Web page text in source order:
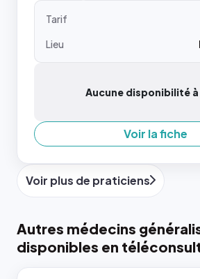
Tarif
Lieu
Aucune disponibilité
Voir la fiche
Voir plus de praticiens
Autres médecins
disponibles en